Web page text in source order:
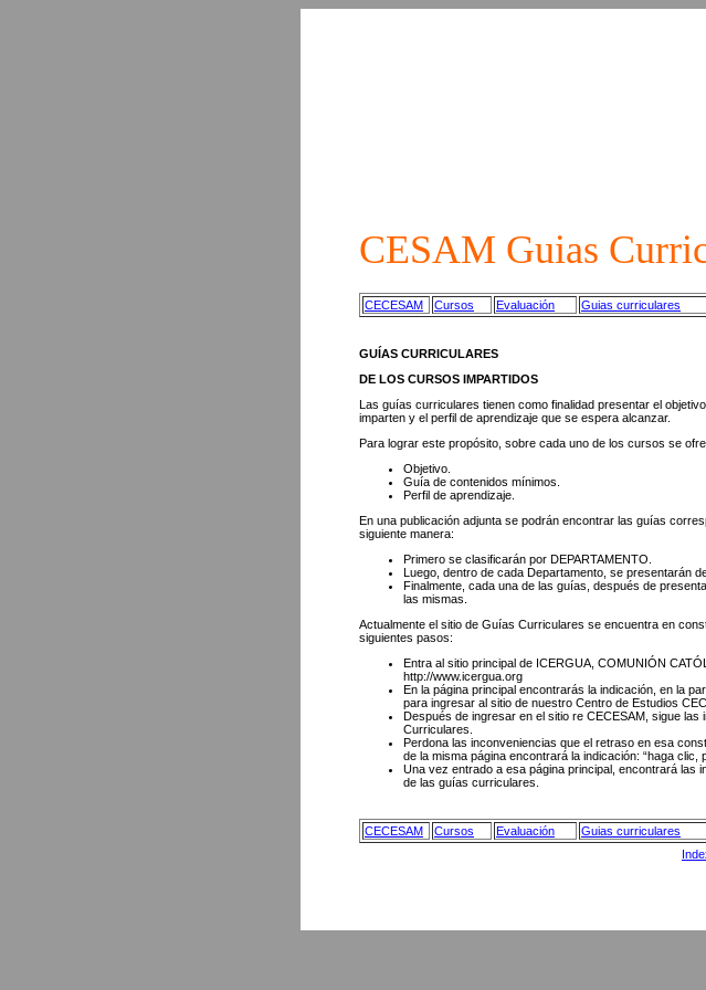
CESAM Guias
CECESAM Cursos Evaluación Guias curriculares
GUÍAS CURRICULARES
DE LOS CURSOS IMPARTIDOS
Las guías curriculares tienen como finalidad presentar el
imparten y el perfil de aprendizaje que se espera alcanzar.
Para lograr este propósito, sobre cada uno de los cursos se
Objetivo.
Guía de contenidos mínimos.
Perfil de aprendizaje.
En una publicación adjunta se podrán encontrar las guías
siguiente manera:
Primero se clasificarán por DEPARTAMENTO.
Luego, dentro de cada Departamento, se presentarán
Finalmente, cada una de las guías, después de
las mismas.
Actualmente el sitio de Guías Curriculares se encuentra en
siguientes pasos:
Entra al sitio principal de ICERGUA, COMUNIÓN
http://www.icergua.org
En la página principal encontrarás la indicación, en la
para ingresar al sitio de nuestro Centro de Estudios
Después de ingresar en el sitio re CECESAM, sigue
Curriculares.
Perdona las inconveniencias que el retraso en esa
de la misma página encontrará la indicación: “haga clic,
Una vez entrado a esa página principal, encontrará las
de las guías curriculares.
CECESAM Cursos Evaluación Guias curriculares